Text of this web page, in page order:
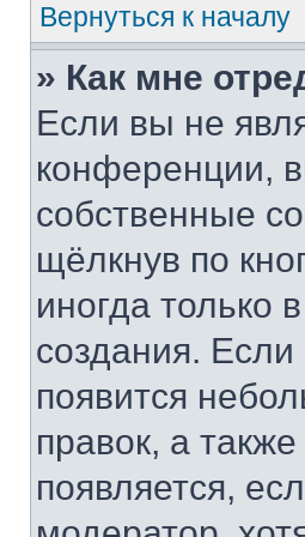
Вернуться к началу
» Как мне
Если вы не
конференции,
собственные
щёлкнув по
иногда только
создания.
появится
правок, а
появляется,